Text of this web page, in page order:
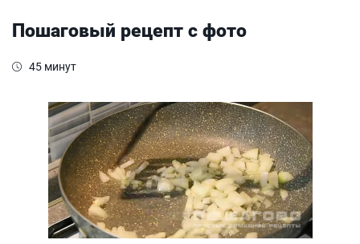
Пошаговый рецепт с фото
45 минут